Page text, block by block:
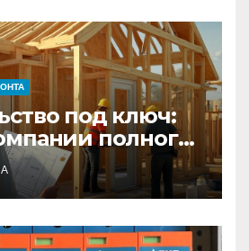
под ключ:
полного
рынок